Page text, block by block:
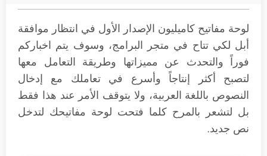
لوحة مفاتيح كاميليون الإصدار الأول في انتظار موافقة
أبل لكي تتاح في متجر البرامج، وسوف يتم اخباركم
فوراً والتحدث عن مميزاتها وطريقة التعامل معها
لتصبح أكثر إنتاجاً وأسرع في تعاملك مع إدخال
النصوص باللغة العربية، ولا يتوقف الأمر عند هذا فقط
بل لتشعر بالمرح كلما فتحت لوحة مفاتيحك لتدخل
نص جديد.